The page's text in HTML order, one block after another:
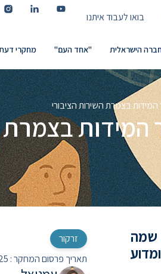
בואו לעבוד איתנו
הישראלית "אחד העם" מחקרי
בצמרת השירות הציבורי
המידות
שמה
זרקור
תאריך פרסום המחקר :